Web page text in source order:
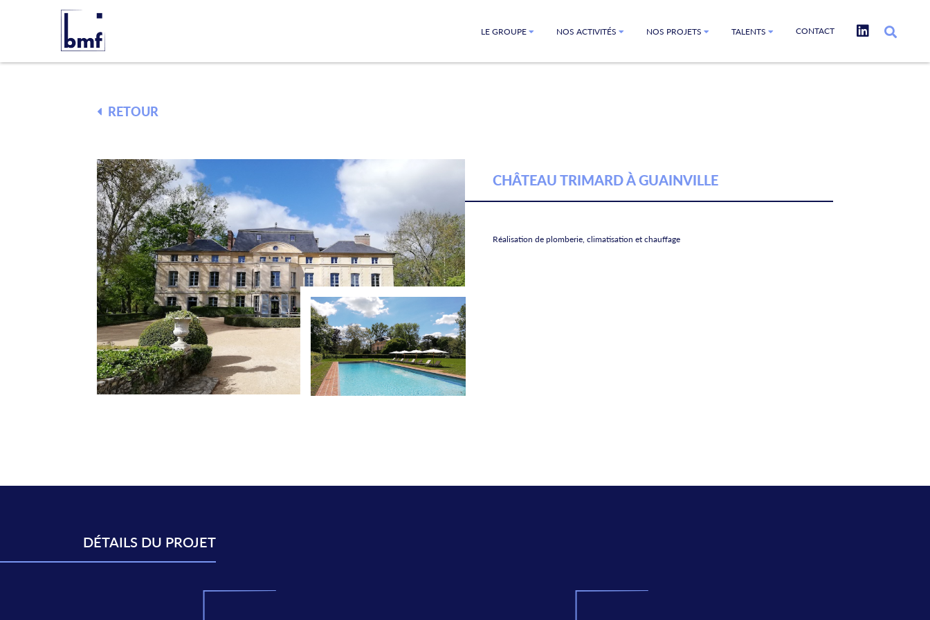
LE GROUPE NOS ACTIVITÉS NOS PROJETS TALENTS CONTACT
RETOUR
CHÂTEAU TRIMARD À GUAINVILLE
Réalisation de plomberie, climatisation et chauffage
DÉTAILS DU PROJET